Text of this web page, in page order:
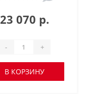
23 070 р.
- +
В КОРЗИНУ